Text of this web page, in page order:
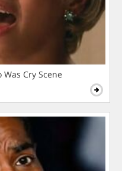
Cry Scene